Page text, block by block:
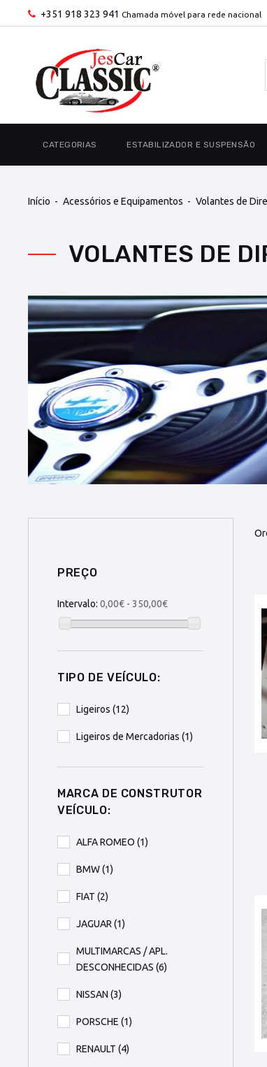
+351 918 323 941 Chamada móvel para rede nacional
CATEGORIAS ESTABILIZADOR E SUSPENSÃO
Início Acessórios e Equipamentos Volantes de
VOLANTES DE
PREÇO
Intervalo: 0,00€ - 350,00€
TIPO DE VEÍCULO:
Ligeiros (12)
Ligeiros de Mercadorias (1)
MARCA DE CONSTRUTOR
VEÍCULO:
ALFA ROMEO (1)
BMW(1)
FIAT (2)
JAGUAR (1)
MULTIMARCAS / APL.
DESCONHECIDAS (6)
NISSAN (3)
PORSCHE (1)
RENAULT (4)